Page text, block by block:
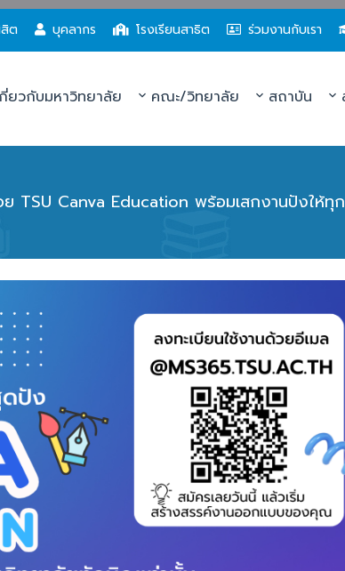
ต บุคลากร โรงเรียนสาธิต ร่วมงานกับเรา
ยวกับมหาวิทยาลัย คณะ/วิทยาลัย สถาบัน
TSU Canva Education พร้อมเสกงานปังให้ทุ